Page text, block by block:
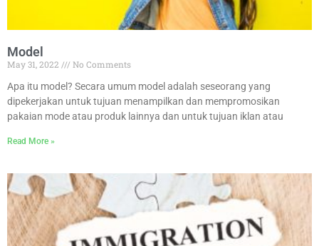
Model
May 31, 2022
No Comments
Apa itu model? Secara umum model adalah seseorang yang
dipekerjakan untuk tujuan menampilkan dan mempromosikan
pakaian mode atau produk lainnya dan untuk tujuan iklan atau
Read More »